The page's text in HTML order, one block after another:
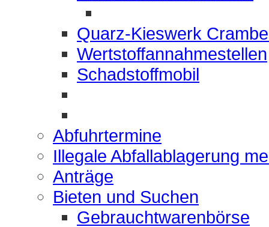
Quarz-Kieswerk
Wertstoffannahmestellen
Schadstoffmobil
Abfuhrtermine
Illegale Abfallablagerung
Anträge
Bieten und Suchen
Gebrauchtwarenbörse